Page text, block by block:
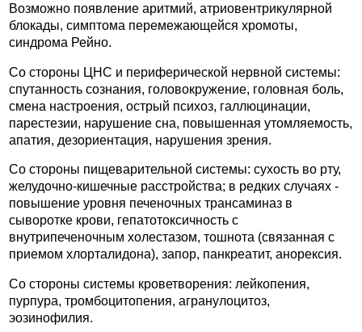
Возможно появление аритмий, атриовентрикулярной
блокады, симптома перемежающейся хромоты,
синдрома Рейно.
Со стороны ЦНС и периферической нервной системы:
спутанность сознания, головокружение, головная боль,
смена настроения, острый психоз, галлюцинации,
парестезии, нарушение сна, повышенная утомляемость,
апатия, дезориентация, нарушения зрения.
Со стороны пищеварительной системы: сухость во рту,
желудочно-кишечные расстройства; в редких случаях -
повышение уровня печеночных трансаминаз в
сыворотке крови, гепатотоксичность с
внутрипеченочным холестазом, тошнота (связанная с
приемом хлорталидона), запор, панкреатит, анорексия.
Со стороны системы кроветворения: лейкопения,
пурпура, тромбоцитопения, агранулоцитоз,
эозинофилия.